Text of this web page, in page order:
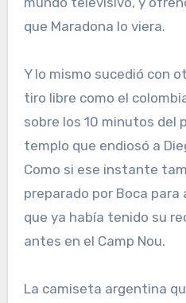
que Maradona lo viera.
Y lo mismo sucedió con
tiro libre como el
sobre los 10 minutos del
templo que endiosó a
Como si ese instante
preparado por Boca para
que ya había tenido su
antes en el Camp Nou.
La camiseta argentina